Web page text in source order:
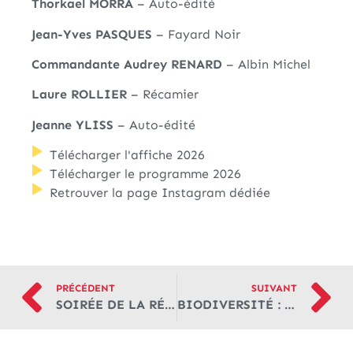
Thorkael MORRA – Auto-édité
Jean-Yves PASQUES – Fayard Noir
Commandante Audrey RENARD – Albin Michel
Laure ROLLIER – Récamier
Jeanne YLISS – Auto-édité
Télécharger l'affiche 2026
Télécharger le programme 2026
Retrouver la page Instagram dédiée
PRÉCÉDENT
SOIRÉE DE LA RÉHAB’ 2026
SUIVANT
BIODIVERSITÉ : LE PARC DU CENTRE HOSPITALIER RÉVÈLE SA RICHESSE NATURELLE